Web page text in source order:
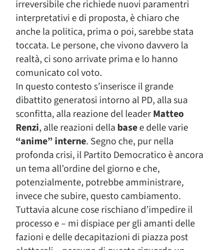
irreversibile che richiede nuovi paramentri
interpretativi e di proposta, è chiaro che
anche la politica, prima o poi, sarebbe stata
toccata. Le persone, che vivono davvero la
realtà, ci sono arrivate prima e lo hanno
comunicato col voto.
In questo contesto s’inserisce il grande
dibattito generatosi intorno al PD, alla sua
sconfitta, alla reazione del leaderMatteo
Renzi, alle reazioni della basee delle varie
“anime” interne. Segno che, pur nella
profonda crisi, il Partito Democratico è ancora
un tema all’ordine del giorno e che,
potenzialmente, potrebbe amministrare,
invece che subire, questo cambiamento.
Tuttavia alcune cose rischiano d’impedire il
processo e – mi dispiace per gli amanti delle
fazioni e delle decapitazioni di piazza post